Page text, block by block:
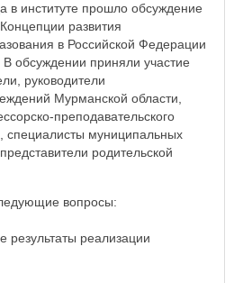
в институте прошло обсуждение
развития
в Российской Федерации
обсуждении приняли участие
руководители
Мурманской области,
преподавательского
муниципальных
родительской
вопросы:
реализации